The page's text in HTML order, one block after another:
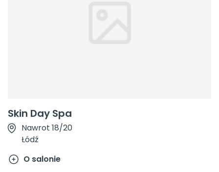
Skin Day Spa
Nawrot 18/20
Łódź
O salonie